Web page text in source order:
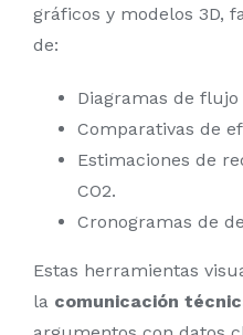
gráficos y modelos 3D,
de:
Diagramas de
Comparativas de
Estimaciones de
CO2.
Cronogramas de
Estas herramientas
la comunicación